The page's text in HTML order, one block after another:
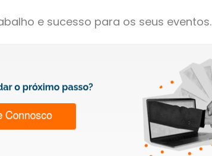
e sucesso para os seus eventos.